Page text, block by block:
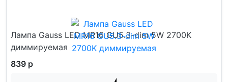
Лампа Gauss LED MR16 GU5.3-dim 5W 2700K
диммируемая
839 р